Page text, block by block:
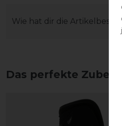
Wie hat dir die
Das perfekte